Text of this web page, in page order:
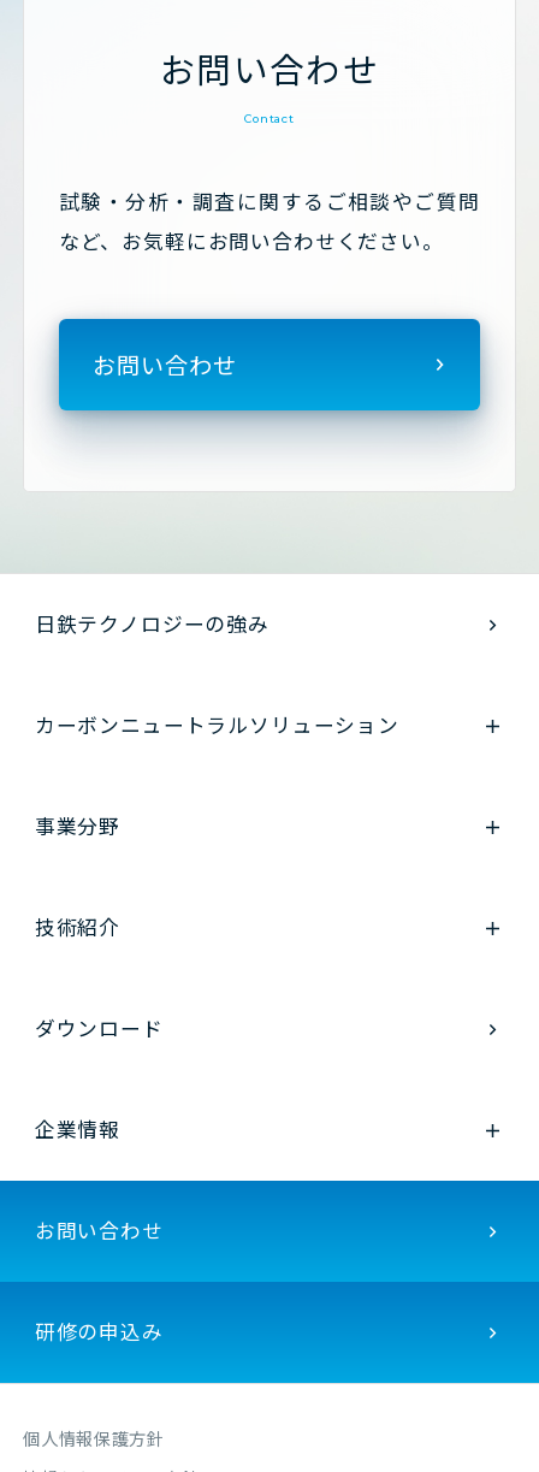
お問い合わせ
Contact
試験・分析・調査に関するご相談やご質問
など、お気軽にお問い合わせください。
お問い合わせ
日鉄テクノロジーの強み
カーボンニュートラルソリューション
事業分野
技術紹介
ダウンロード
企業情報
お問い合わせ
研修の申込み
個人情報保護方針